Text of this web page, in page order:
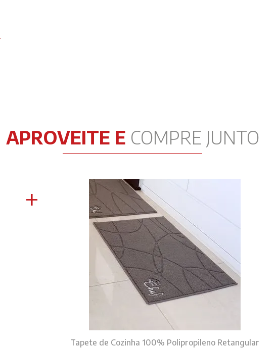
APROVEITE E COMPRE JUNTO
+
Tapete de Cozinha 100% Polipropileno Retangular